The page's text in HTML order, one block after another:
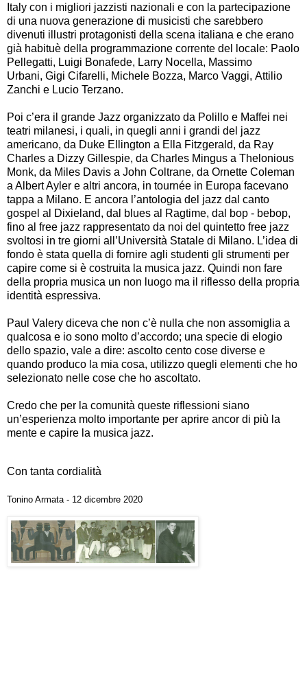
Italy con i migliori jazzisti nazionali e con la partecipazione
di una nuova generazione di musicisti che sarebbero
divenuti illustri protagonisti della scena italiana e che erano
già habituè della programmazione corrente del locale: Paolo
Pellegatti, Luigi Bonafede, Larry Nocella, Massimo
Urbani, Gigi Cifarelli, Michele Bozza, Marco Vaggi, Attilio
Zanchi e Lucio Terzano.
Poi c’era il grande Jazz organizzato da Polillo e Maffei nei
teatri milanesi, i quali, in quegli anni i grandi del jazz
americano, da Duke Ellington a Ella Fitzgerald, da Ray
Charles a Dizzy Gillespie, da Charles Mingus a Thelonious
Monk, da Miles Davis a John Coltrane, da Ornette Coleman
a Albert Ayler e altri ancora, in tournée in Europa facevano
tappa a Milano. E ancora l’antologia del jazz dal canto
gospel al Dixieland, dal blues al Ragtime, dal bop - bebop,
fino al free jazz rappresentato da noi del quintetto free jazz
svoltosi in tre giorni all’Università Statale di Milano. L’idea di
fondo è stata quella di fornire agli studenti gli strumenti per
capire come si è costruita la musica jazz. Quindi non fare
della propria musica un non luogo ma il riflesso della propria
identità espressiva.
Paul Valery diceva che non c’è nulla che non assomiglia a
qualcosa e io sono molto d’accordo; una specie di elogio
dello spazio, vale a dire: ascolto cento cose diverse e
quando produco la mia cosa, utilizzo quegli elementi che ho
selezionato nelle cose che ho ascoltato.
Credo che per la comunità queste riflessioni siano
un’esperienza molto importante per aprire ancor di più la
mente e capire la musica jazz.
Con tanta cordialità
Tonino Armata - 12 dicembre 2020